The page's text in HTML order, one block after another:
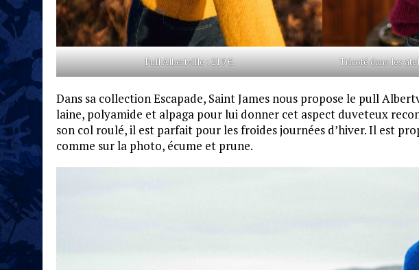
Pull Albertville : 219 €. Tricoté dans les
Dans sa collection Escapade, Saint James nous propose le pull
laine, polyamide et alpaga pour lui donner cet aspect duveteux
son col roulé, il est parfait pour les froides journées d’hiver. Il est
comme sur la photo, écume et prune.